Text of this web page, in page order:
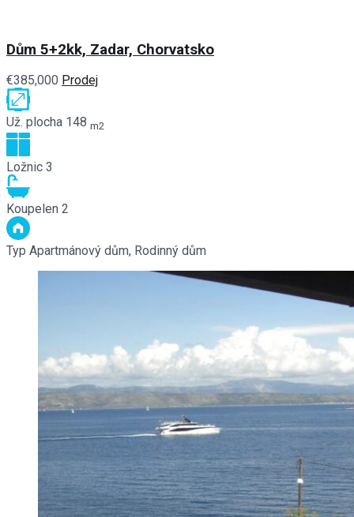
Dům 5+2kk, Zadar, Chorvatsko
€385,000 Prodej
Už. plocha 148 m2
Ložnic 3
Koupelen 2
Typ Apartmánový dům, Rodinný dům